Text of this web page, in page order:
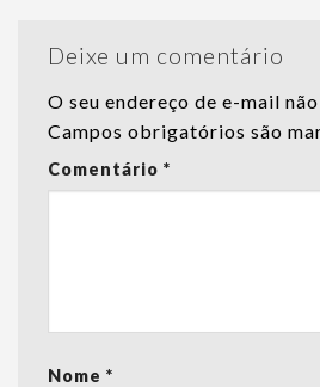
Deixe um comentário
O seu endereço de e-mail
Campos obrigatórios são
Comentário *
Nome *